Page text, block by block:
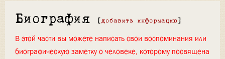
Биография [ добавить информацию ]
В этой части вы можете написать свои воспоминания или
биографическую заметку о человеке, которому посвящена